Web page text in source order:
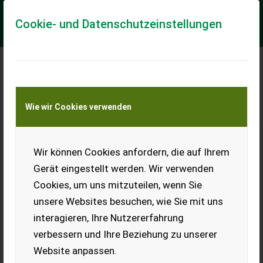
Cookie- und Datenschutzeinstellungen
Wie wir Cookies verwenden
Wir können Cookies anfordern, die auf Ihrem
Gerät eingestellt werden. Wir verwenden
Cookies, um uns mitzuteilen, wenn Sie
unsere Websites besuchen, wie Sie mit uns
interagieren, Ihre Nutzererfahrung
verbessern und Ihre Beziehung zu unserer
Website anpassen.
Meine Transportkostenanfrage
Transport von Land- und Baumaschinen –
KEINE Tiertransporte
Citroën
183.350 km. Pickerl 2025
abgelaufen. Springt gut an.
Rost an der Bodenplatte
vorhanden, jedoch für einen
Privatverkäufer ist die